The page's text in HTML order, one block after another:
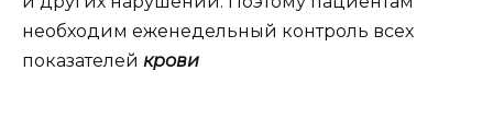
необходим еженедельный контроль всех
показателей крови